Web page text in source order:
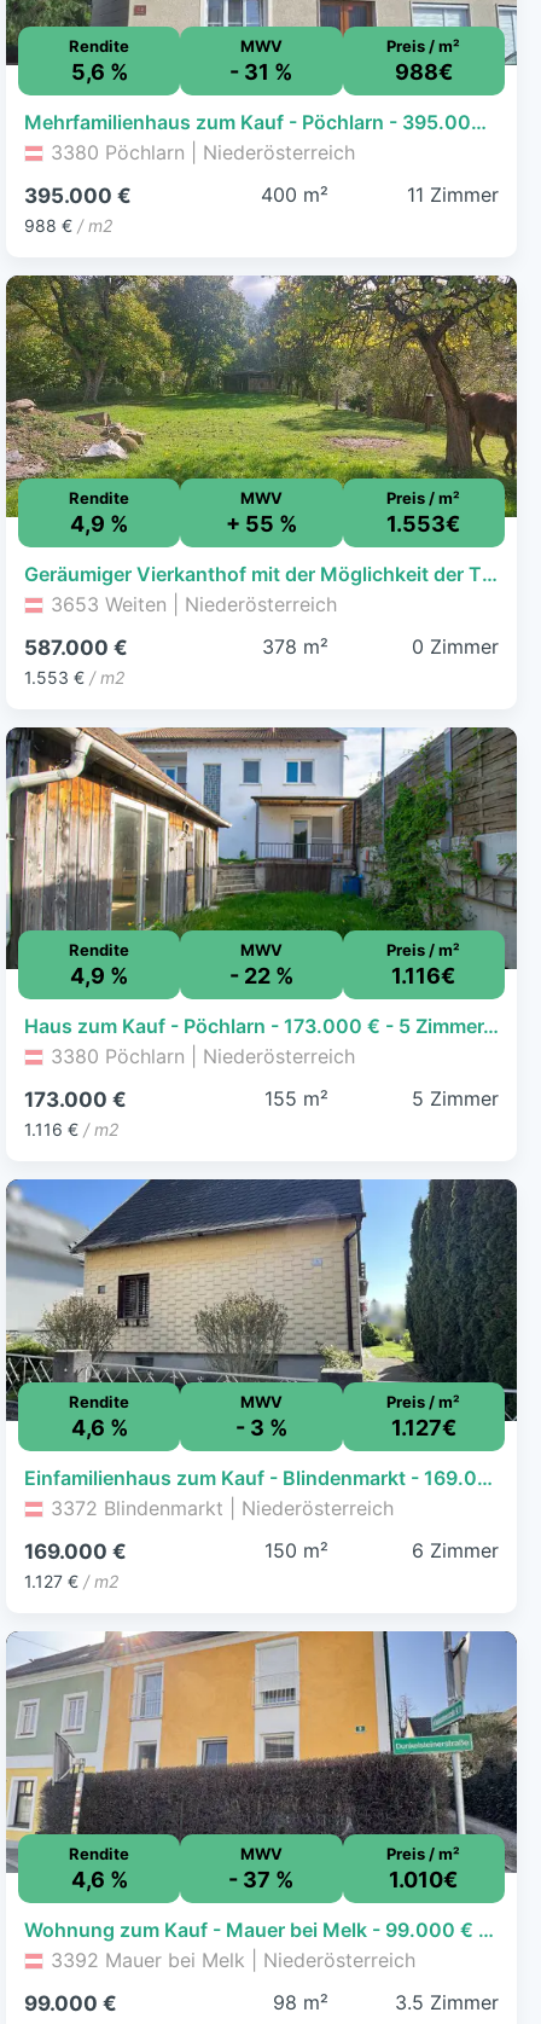
Rendite
5,6 %
MWV
- 31 %
Preis / m²
988€
Mehrfamilienhaus zum Kauf - Pöchlarn - 395.000 € - 11 Zimmer, 400 m², 1.323 m² Grundstück, frei ab sofort
3380 Pöchlarn | Niederösterreich
395.000 €
988 € / m2
400 m² 11 Zimmer
Rendite
4,9 %
MWV
+ 55 %
Preis / m²
1.553€
Geräumiger Vierkanthof mit der Möglichkeit der Tierhaltung
3653 Weiten | Niederösterreich
587.000 €
1.553 € / m2
378 m² 0 Zimmer
Rendite
4,9 %
MWV
- 22 %
Preis / m²
1.116€
Haus zum Kauf - Pöchlarn - 173.000 € - 5 Zimmer, 155 m², 260 m² Grundstück
3380 Pöchlarn | Niederösterreich
173.000 €
1.116 € / m2
155 m² 5 Zimmer
Rendite
4,6 %
MWV
- 3 %
Preis / m²
1.127€
Einfamilienhaus zum Kauf - Blindenmarkt - 169.000 € - 6 Zimmer, 150 m², 728 m² Grundstück
3372 Blindenmarkt | Niederösterreich
169.000 €
1.127 € / m2
150 m² 6 Zimmer
Rendite
4,6 %
MWV
- 37 %
Preis / m²
1.010€
Wohnung zum Kauf - Mauer bei Melk - 99.000 € - 3,5 Zimmer, 98 m²
3392 Mauer bei Melk | Niederösterreich
99.000 €
98 m² 3.5 Zimmer